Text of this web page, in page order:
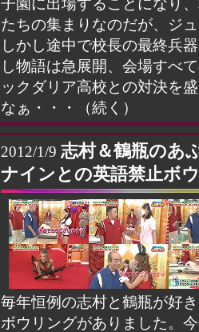
子園に出場することになり
たちの集まりなのだが、ジ
しかし途中で校長の最終兵
し物語は急展開、会場すべ
ックダリア高校との対決を
なぁ・・・（続く）
2012/1/9 志村＆鶴瓶のあ
ナインとの英語禁止ボ
毎年恒例の志村と鶴瓶が好
ボウリングがありました。